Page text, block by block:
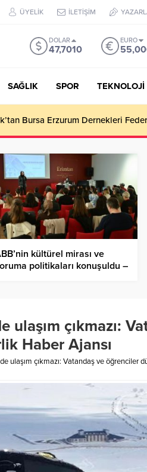
ÜYELİK İLETİŞİM
DOLAR
47,7010
EURO
SAĞLIK SPOR TEKNOLOJİ
Bursa Erzurum Dernekleri
kültürel mirası ve
politikaları konuşuldu –
ulaşım çıkmazı:
Haber Ajansı
ulaşım çıkmazı: Vatandaş ve öğrenciler